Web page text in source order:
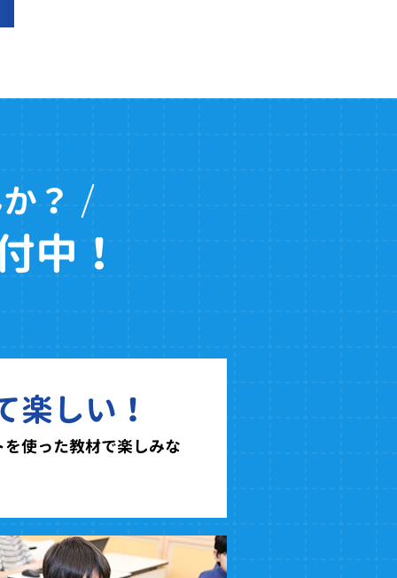
？
中！
楽しい！
使った教材で楽しみな